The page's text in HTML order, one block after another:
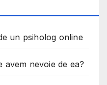
un psiholog online
avem nevoie de ea?